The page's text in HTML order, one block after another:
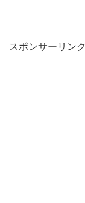
スポンサーリンク